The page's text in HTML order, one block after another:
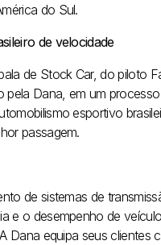
do Sul.
de velocidade
de Stock Car, do piloto
pela Dana, em um
esportivo
passagem.
de sistemas de
e o desempenho de
Dana equipa seus